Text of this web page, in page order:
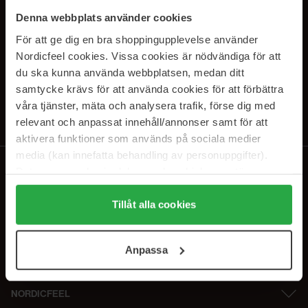
Denna webbplats använder cookies
För att ge dig en bra shoppingupplevelse använder
Nordicfeel cookies. Vissa cookies är nödvändiga för att
du ska kunna använda webbplatsen, medan ditt
samtycke krävs för att använda cookies för att förbättra
våra tjänster, mäta och analysera trafik, förse dig med
relevant och anpassat innehåll/annonser samt för att
aktivera funktioner som används på sociala medier
media (kan innefatta behandling av personuppgifter).
Genom att trycka på "Tillåt alla cookies" accepterar du
alla cookies, medan du under "Detaljer" kan anpassa
användningen av cookies. Du kan när som helst återkalla
samt vår Integritetspolicy.
Tillåt alla cookies
Anpassa
PRENUMERERA PÅ VÅRA
NYHETSBREV
E-postadress
Genom att prenumerera accepterar du vårIntegritetspolicy.
NORDICFEEL